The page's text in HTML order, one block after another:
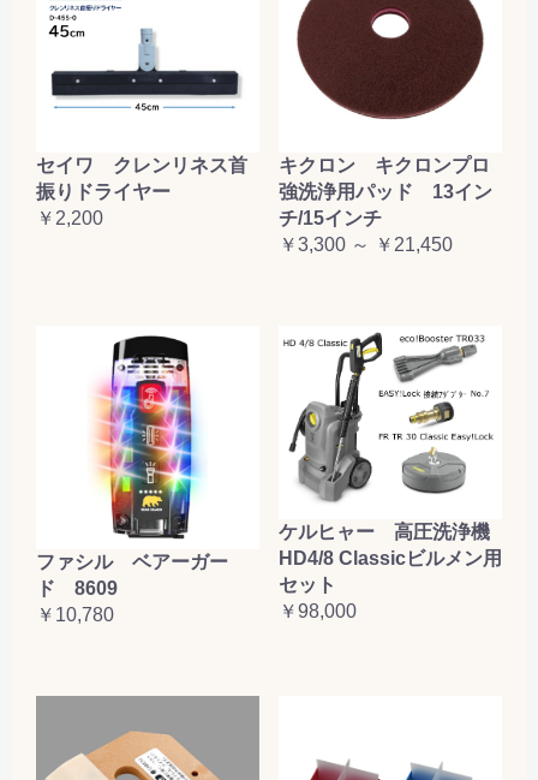
セイワ クレンリネス首
振りドライヤー
￥2,200
キクロン キクロンプロ
強洗浄用パッド 13イン
チ/15インチ
￥3,300 ～ ￥21,450
ファシル ベアーガー
ド 8609
￥10,780
ケルヒャー 高圧洗浄機
HD4/8 Classicビルメン用
セット
￥98,000